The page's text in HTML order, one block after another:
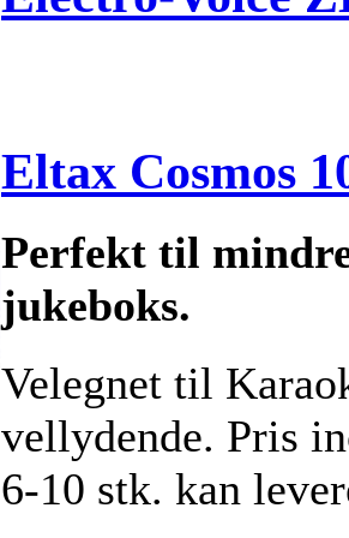
Eltax Cosmos
Perfekt til
jukeboks.
Velegnet til
vellydende. Pris
6-10 stk. kan